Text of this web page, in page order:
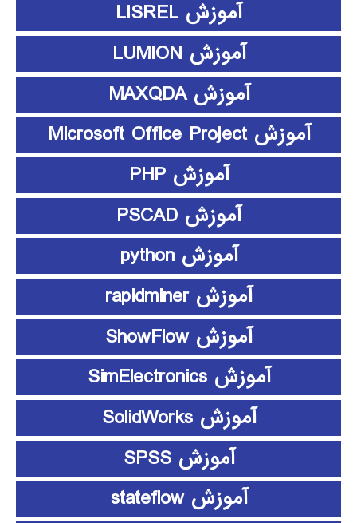
آموزش LISREL
آموزش LUMION
آموزش MAXQDA
آموزش Microsoft Office Project
آموزش PHP
آموزش PSCAD
آموزش python
آموزش rapidminer
آموزش ShowFlow
آموزش SimElectronics
آموزش SolidWorks
آموزش SPSS
آموزش stateflow